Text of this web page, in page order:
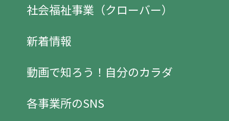
社会福祉事業（クローバー）
新着情報
動画で知ろう！自分のカラダ
各事業所のSNS